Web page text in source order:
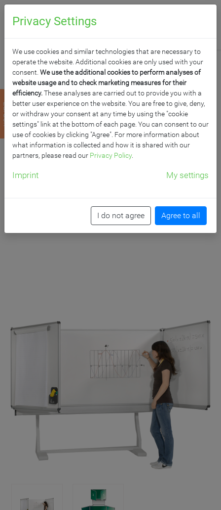
zurück FREISTEHENDE
KLAPPTAFEL AUS
STAHL, WHITEBOARD,
SERIE KLST IN WEISS
Privacy Settings
We use cookies and similar technologies that are necessary to
operate the website. Additional cookies are only used with your
consent. We use the additional cookies to perform analyses of
website usage and to check marketing measures for their
efficiency.These analyses are carried out to provide you with a
better user experience on the website. You are free to give, deny,
or withdraw your consent at any time by using the "cookie
settings" link at the bottom of each page. You can consent to our
use of cookies by clicking "Agree". For more information about
what information is collected and how it is shared with our
partners, please read our Privacy Policy.
Imprint My settings
I do not agree Agree to all